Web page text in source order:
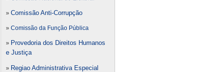
» Comissão Anti-Corrupção
» Comissão da Função Pública
» Provedoria dos Direitos Humanos
e Justiça
» Regiao Administrativa Especial